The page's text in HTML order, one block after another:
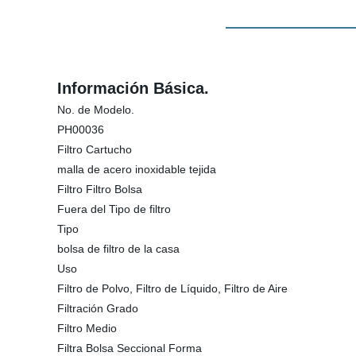
Información Básica.
No. de Modelo.
PH00036
Filtro Cartucho
malla de acero inoxidable tejida
Filtro Filtro Bolsa
Fuera del Tipo de filtro
Tipo
bolsa de filtro de la casa
Uso
Filtro de Polvo, Filtro de Líquido, Filtro de Aire
Filtración Grado
Filtro Medio
Filtra Bolsa Seccional Forma